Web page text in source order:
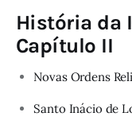
História da
Capítulo II
Novas Ordens
Santo Inácio de